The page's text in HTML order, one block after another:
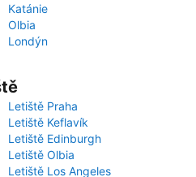
Katánie
Olbia
Londýn
Letiště Praha
Letiště Keflavík
Letiště Edinburgh
Letiště Olbia
Letiště Los Angeles